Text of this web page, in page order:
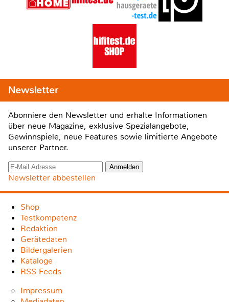
Newsletter
Abonniere den Newsletter und erhalte Informationen
über neue Magazine, exklusive Spezialangebote,
Gewinnspiele, neue Features sowie limitierte Angebote
unserer Partner.
Newsletter abbestellen
Shop
Testkompetenz
Redaktion
Gerätedaten
Bildergalerien
Kataloge
RSS-Feeds
Impressum